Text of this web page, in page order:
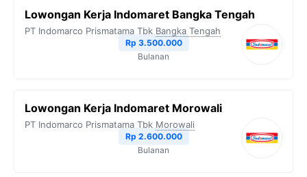
Lowongan Kerja Indomaret Bangka Tengah
PT Indomarco Prismatama Tbk Bangka Tengah
Rp 3.500.000
Bulanan
Lowongan Kerja Indomaret Morowali
PT Indomarco Prismatama Tbk Morowali
Rp 2.600.000
Bulanan